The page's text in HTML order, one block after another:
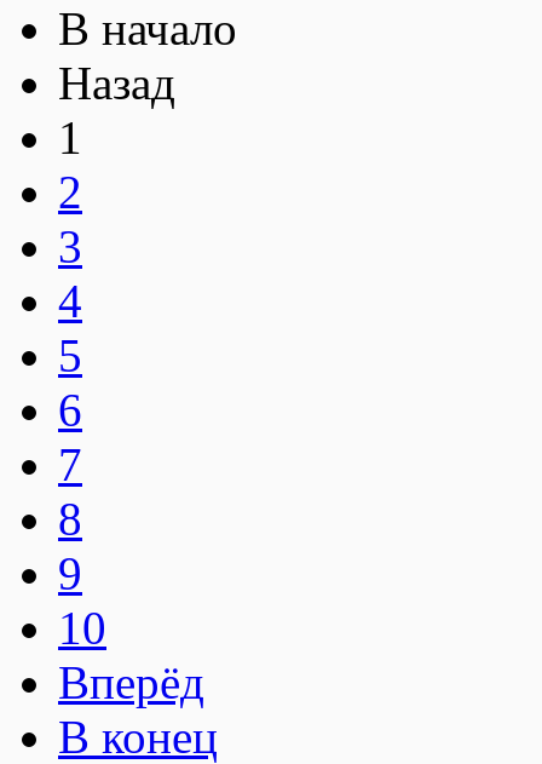
В начало
Назад
1
2
3
4
5
6
7
8
9
10
Вперёд
В конец